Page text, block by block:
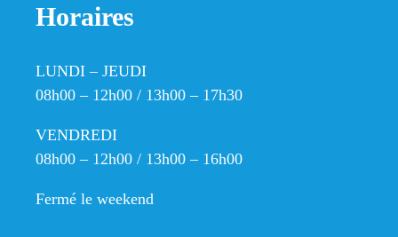
Horaires
LUNDI – JEUDI
08h00 – 12h00 / 13h00 – 17h30
VENDREDI
08h00 – 12h00 / 13h00 – 16h00
Fermé le weekend